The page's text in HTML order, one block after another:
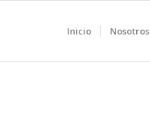
Inicio Nosotros